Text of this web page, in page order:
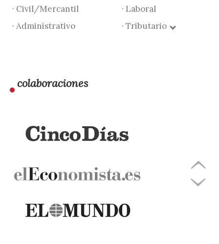
· Civil/Mercantil
· Laboral
· Administrativo
· Tributario
colaboraciones